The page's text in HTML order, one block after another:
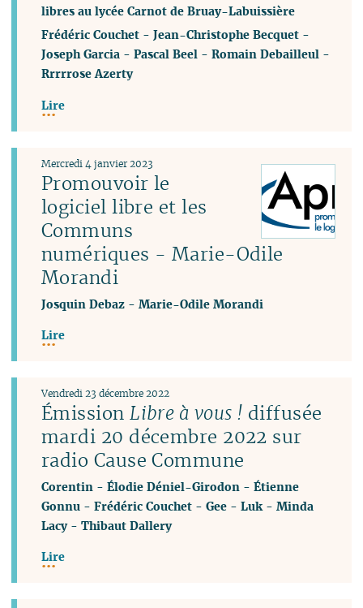
libres au lycée Carnot de Bruay-Labuissière
Frédéric Couchet -Jean-Christophe Becquet -
Joseph Garcia -Pascal Beel -Romain Debailleul -
Rrrrrose Azerty
Lire
Promouvoir le
logiciel libre et les
Communs
numériques - Marie-Odile
Morandi
Mercredi 4 janvier 2023
Josquin Debaz -Marie-Odile Morandi
Lire
ÉmissionLibre à vous ! diffusée
mardi 20 décembre 2022 sur
radio Cause Commune
Vendredi 23 décembre 2022
Corentin -Élodie Déniel-Girodon -Étienne
Gonnu -Frédéric Couchet -Gee -Luk-Minda
Lacy-Thibaut Dallery
Lire